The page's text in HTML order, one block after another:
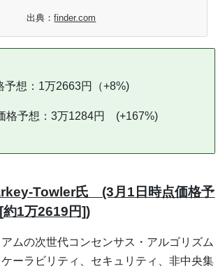
出典：finder.com
予想：1万2663円（+8%)
格予想：3万1284円 (+167%)
Towler氏 (3月1日時点価格予
1万2619円])
ムの次世代コンセンサス・アルゴリズム
ーラビリティ、セキュリティ、非中央集